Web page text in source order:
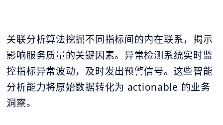
关联分析算法挖掘不同指标间的内在联系，揭示
影响服务质量的关键因素。异常检测系统实时监
控指标异常波动，及时发出预警信号。这些智能
分析能力将原始数据转化为 actionable 的业务
洞察。